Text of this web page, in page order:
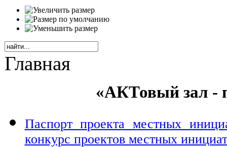
Главная
«АКТовый зал -
Паспорт проекта местных
конкурс проектов местных